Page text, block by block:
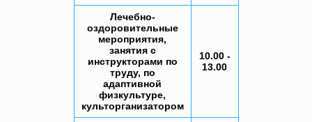
Лечебно-
оздоровительные
мероприятия,
занятия с
инструкторами по
труду, по
адаптивной
физкультуре,
культорганизатором
10.00 -
13.00